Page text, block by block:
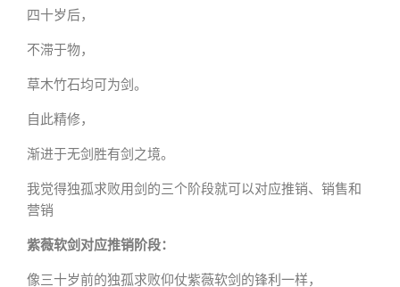
四十岁后，
不滞于物，
草木竹石均可为剑。
自此精修，
渐进于无剑胜有剑之境。
我觉得独孤求败用剑的三个阶段就可以对应推销、销售和
营销
紫薇软剑对应推销阶段：
像三十岁前的独孤求败仰仗紫薇软剑的锋利一样，